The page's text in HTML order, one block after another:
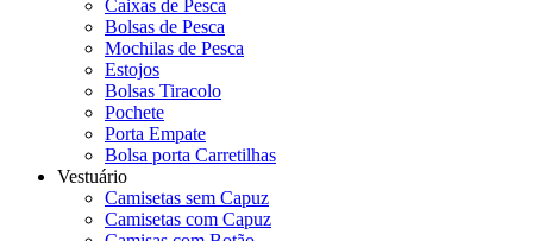
Caixas de Pesca
Bolsas de Pesca
Mochilas de Pesca
Estojos
Bolsas Tiracolo
Pochete
Porta Empate
Bolsa porta Carretilhas
Vestuário
Camisetas sem Capuz
Camisetas com Capuz